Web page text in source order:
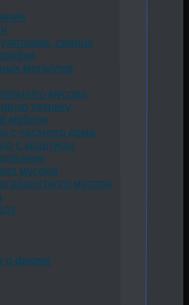
свинца
металлов
мусора
технику
мебели
с частного дома
с квартиры
мусора
мусора
о фирме